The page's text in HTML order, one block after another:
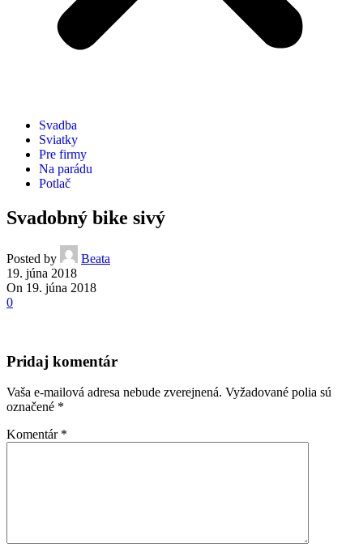
Svadba
Sviatky
Pre firmy
Na parádu
Potlač
Svadobný bike sivý
Posted by
Beata
19. júna 2018
On 19. júna 2018
0
Pridaj komentár
Vaša e-mailová adresa nebude zverejnená. Vyžadované polia sú
označené *
Komentár *